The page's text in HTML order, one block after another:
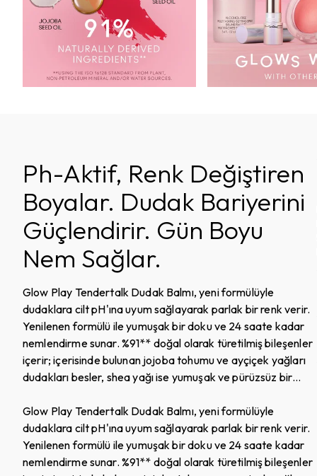
Ph-Aktif, Renk Değiştiren
Boyalar. Dudak Bariyerini
Güçlendirir. Gün Boyu
Nem Sağlar.
Glow Play Tendertalk Dudak Balmı, yeni formülüyle
dudaklara cilt pH'ına uyum sağlayarak parlak bir renk verir.
Yenilenen formülü ile yumuşak bir doku ve 24 saate kadar
nemlendirme sunar. %91** doğal olarak türetilmiş bileşenler
içerir; içerisinde bulunan jojoba tohumu ve ayçiçek yağları
dudakları besler, shea yağı ise yumuşak ve pürüzsüz bir
korur ve güçlendirir. Parmak uçlarıyla dudaklara sür ve
yanaklara yay! Hayvan kaynaklı bileşenler içermez. Geri
dönüştürülebilir materyal kullanılarak tasarlanmış
ambalajıyla çevre dostudur.*27 kadın, 1 kez kullanım, klinik
Glow Play Tendertalk Dudak Balmı, yeni formülüyle
dudaklara cilt pH'ına uyum sağlayarak parlak bir renk verir.
Yenilenen formülü ile yumuşak bir doku ve 24 saate kadar
nemlendirme sunar. %91** doğal olarak türetilmiş bileşenler